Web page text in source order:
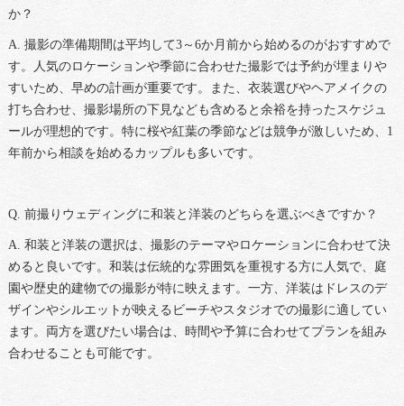
か？
A. 撮影の準備期間は平均して3～6か月前から始めるのがおすすめで
す。人気のロケーションや季節に合わせた撮影では予約が埋まりや
すいため、早めの計画が重要です。また、衣装選びやヘアメイクの
打ち合わせ、撮影場所の下見なども含めると余裕を持ったスケジュ
ールが理想的です。特に桜や紅葉の季節などは競争が激しいため、1
年前から相談を始めるカップルも多いです。
Q. 前撮りウェディングに和装と洋装のどちらを選ぶべきですか？
A. 和装と洋装の選択は、撮影のテーマやロケーションに合わせて決
めると良いです。和装は伝統的な雰囲気を重視する方に人気で、庭
園や歴史的建物での撮影が特に映えます。一方、洋装はドレスのデ
ザインやシルエットが映えるビーチやスタジオでの撮影に適してい
ます。両方を選びたい場合は、時間や予算に合わせてプランを組み
合わせることも可能です。